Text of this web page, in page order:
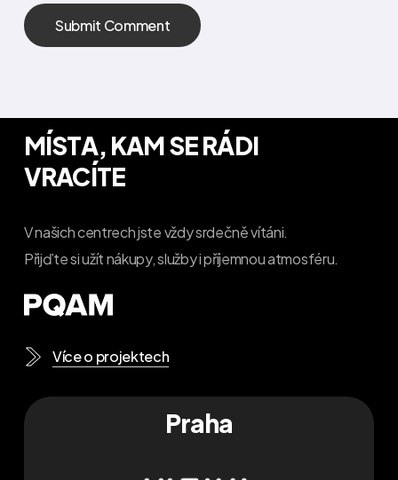
MÍSTA, KAM SE RÁDI
VRACÍTE
V našich centrech jste vždy srdečně vítáni.
Přijďte si užít nákupy, služby i příjemnou atmosféru.
Více o projektech
Praha